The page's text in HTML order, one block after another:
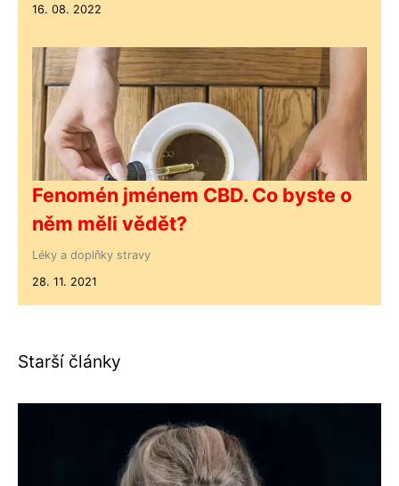
16. 08. 2022
Fenomén jménem CBD. Co byste o
něm měli vědět?
Léky a doplňky stravy
28. 11. 2021
Starší články